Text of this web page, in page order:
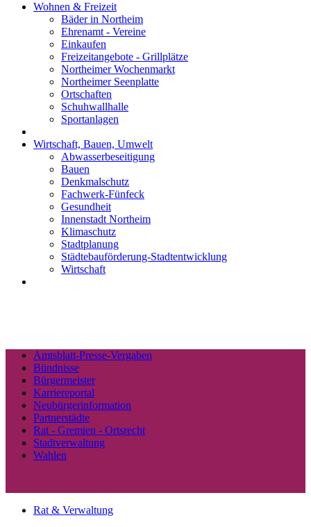
Wohnen & Freizeit
Bäder in Northeim
Ehrenamt - Vereine
Einkaufen
Freizeitangebote - Grillplätze
Northeimer Wochenmarkt
Northeimer Seenplatte
Ortschaften
Schuhwallhalle
Sportanlagen
Wirtschaft, Bauen, Umwelt
Abwasserbeseitigung
Bauen
Denkmalschutz
Fachwerk-Fünfeck
Gesundheit
Innenstadt Northeim
Klimaschutz
Stadtplanung
Städtebauförderung-Stadtentwicklung
Wirtschaft
Amtsblatt-Presse-Vergaben
Bündnisse
Bürgermeister
Karriereportal
Neubürgerinformation
Partnerstädte
Rat - Gremien - Ortsrecht
Stadtverwaltung
Wahlen
Rat & Verwaltung